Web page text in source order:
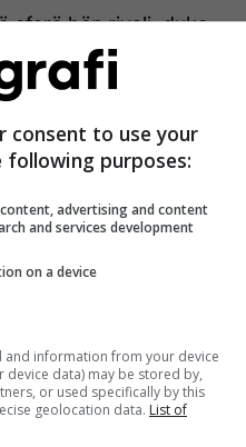
çfarë bën rivali, duke
në tabelë.
Nëse fitojmë
titullin javën e
consent to use your
purposes:
advertising and content
and services development
on a device
information from your device
data) may be stored by,
or used specifically by this
geolocation data. List of